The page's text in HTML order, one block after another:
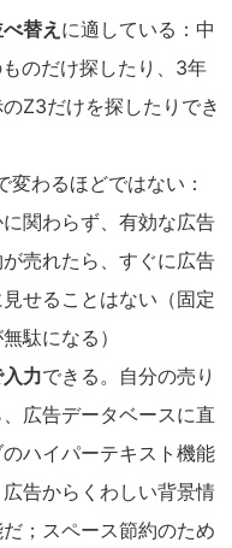
替え に適している：中
のだけ探したり、3年
Z3だけを探したりでき
変わるほどではない：
関わらず、有効な広告
売れたら、すぐに広告
せることはない（固定
駄になる）
力できる。自分の売り
広告データベースに直
ハイパーテキスト機能
告からくわしい背景情
；スペース節約のため